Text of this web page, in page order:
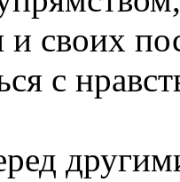
и своих
с